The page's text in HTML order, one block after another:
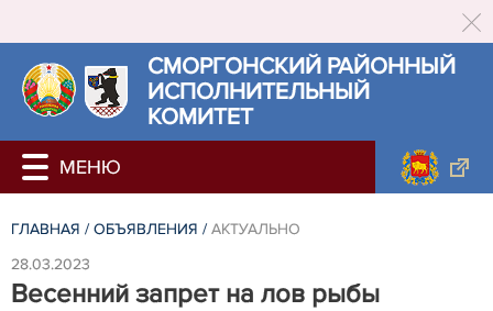
СМОРГОНСКИЙ РАЙОННЫЙ
ИСПОЛНИТЕЛЬНЫЙ
КОМИТЕТ
ГЛАВНАЯ / ОБЪЯВЛЕНИЯ / АКТУАЛЬНО
28.03.2023
Весенний запрет на лов рыбы